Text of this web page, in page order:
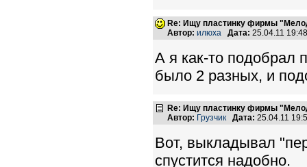
Re: Ищу пластинку фирмы
Автор: илюха Дата: 25.04.11
А я как-то подобрал
было 2 разных, и
Re: Ищу пластинку фирмы
Автор: Грузчик Дата: 25.04.11
Вот, выкладывал
спустится надобно.